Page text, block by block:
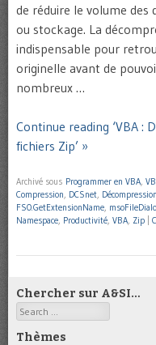
de réduire le volume
ou stockage. La
indispensable pour
originelle avant de
nombreux …
Continue reading ‘VBA :
fichiers Zip’ »
Archivé sous Programmer en VBA,
Compression, DCSnet, Décompression
FSO.GetExtensionName,
Namespace, Productivité, VBA, Zip
Chercher sur A&SI…
Search
Thèmes